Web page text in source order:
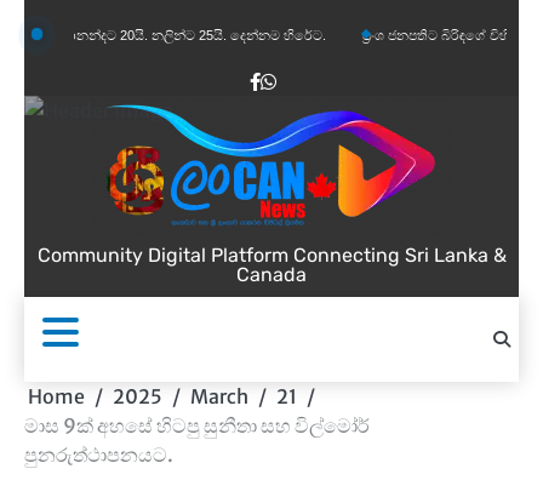
to20යි. නලින්ට 25යි. දෙන්නම හිරේට. ප්‍රංශ ජනපතිට බිරිඳගේ විහිළුවක්. විහිළුවදුරදිග
Facebook
WhatsApp
Community Digital Platform Connecting Sri Lanka &
Canada
Home 2025 March
21
මාස 9ක් අහසේ හිටපු සුනීතා සහ විල්මෝර්
පුනරුත්ථාපනයට.